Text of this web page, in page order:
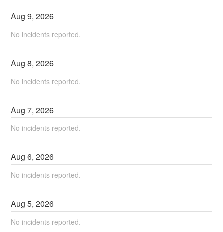
Aug9,2026
No incidents reported.
Aug8,2026
No incidents reported.
Aug7,2026
No incidents reported.
Aug6,2026
No incidents reported.
Aug5,2026
No incidents reported.